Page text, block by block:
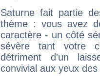
Saturne fait partie
thème : vous avez
caractère - un côté
sévère tant votre
détriment d'un
convivial aux yeux